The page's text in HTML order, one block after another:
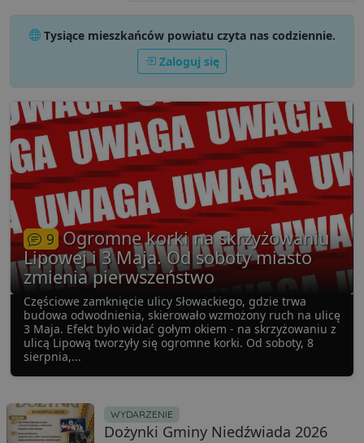
Tysiące mieszkańców powiatu czyta nas codziennie.
Zaloguj się
9 Ogromne korki na skrzyżowaniu
Lipowej i 3 Maja. Od soboty miasto
zmienia pierwszeństwo
Częściowe zamknięcie ulicy Słowackiego, gdzie trwa
budowa odwodnienia, skierowało wzmożony ruch na ulicę
3 Maja. Efekt było widać gołym okiem - na skrzyżowaniu z
ulicą Lipową tworzyły się ogromne korki. Od soboty, 8
sierpnia,...
WYDARZENIE
Dożynki Gminy Niedźwiada 2026